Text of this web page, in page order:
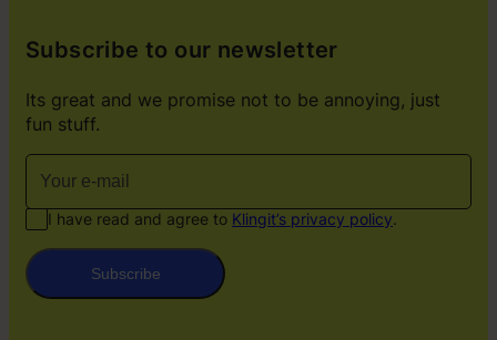
Subscribe to our newsletter
Its great and we promise not to be annoying, just
fun stuff.
I have read and agree to Klingit’s privacy policy.
Subscribe